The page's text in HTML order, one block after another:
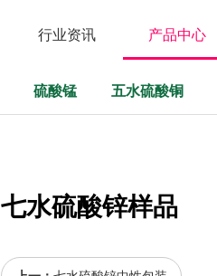
行业资讯 产品中心
硫酸锰 五水硫酸铜
七水硫酸锌样品